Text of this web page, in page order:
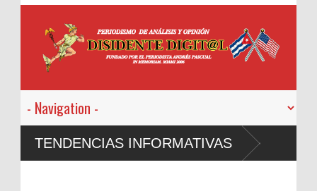
TENDENCIAS INFORMATIVAS